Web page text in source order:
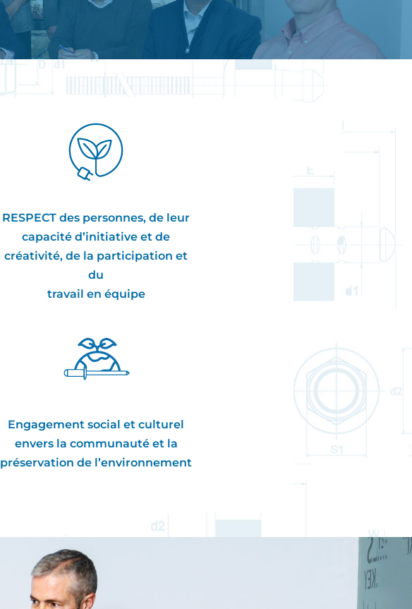
RESPECT des personnes, de leur
capacité d’initiative et de
créativité, de la participation et
du
travail en équipe
Engagement social et culturel
envers la communauté et la
préservation de l’environnement